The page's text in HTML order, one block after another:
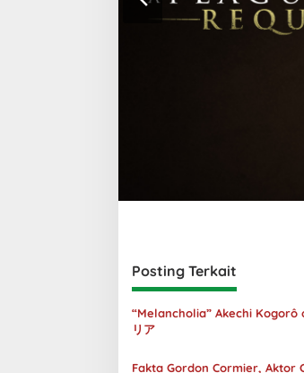
Posting Terkait
“Melancholia” Akechi Kogorô
リア
Fakta Gordon Cormier, Aktor